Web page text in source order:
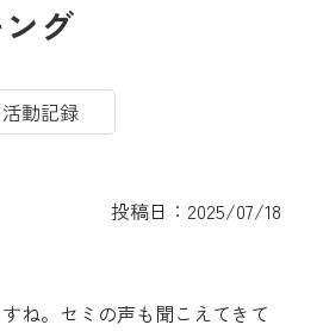
グ
活動記録
投稿日：2025/07/18
ね。セミの声も聞こえてきて